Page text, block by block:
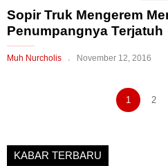
Sopir Truk Mengerem
Penumpangnya Terjatuh
Muh Nurcholis November 12, 2016
1 2
KABAR TERBARU